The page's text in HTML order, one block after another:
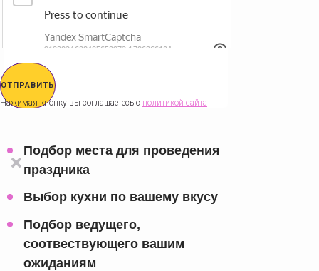
ОТПРАВИТЬ
Нажимая кнопку вы соглашаетесь с политикой сайта
Подбор места для проведения
праздника
Выбор кухни по вашему вкусу
Подбор ведущего,
соотвествующего вашим
ожиданиям